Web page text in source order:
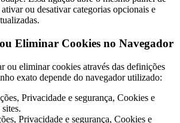
ou desativar categorias opcionais e
Eliminar Cookies no Navegador
ou eliminar cookies através das definições
exato depende do navegador utilizado:
Privacidade e segurança, Cookies e
Privacidade e segurança, Cookies e